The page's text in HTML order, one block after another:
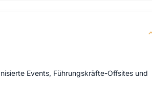
Events, Führungskräfte-Offsites und